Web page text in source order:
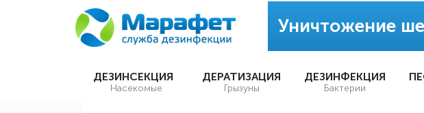
Уничтожение
ДЕЗИНСЕКЦИЯ
Насекомые
ДЕРАТИЗАЦИЯ
Грызуны
ДЕЗИНФЕКЦИЯ
Бактерии